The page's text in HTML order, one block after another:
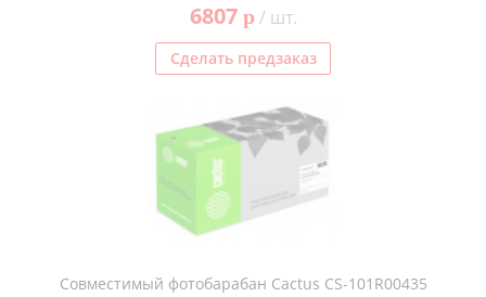
6807 p/ шт.
Сделать предзаказ
Совместимый фотобарабан Cactus CS-101R00435